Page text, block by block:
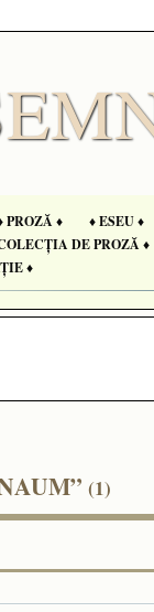
PROZĂ ♦ ♦ ESEU ♦
DE PROZĂ ♦
♦
(1)